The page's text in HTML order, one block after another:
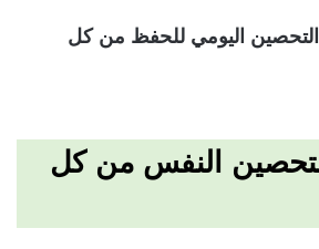
التحصين اليومي للحفظ من كل
النفس من كل